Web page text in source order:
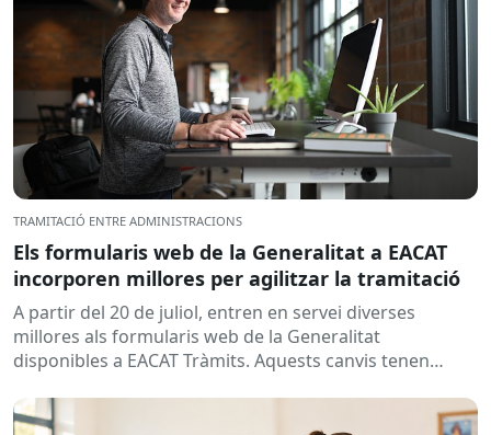
TRAMITACIÓ ENTRE ADMINISTRACIONS
Els formularis web de la Generalitat a EACAT
incorporen millores per agilitzar la tramitació
A partir del 20 de juliol, entren en servei diverses
millores als formularis web de la Generalitat
disponibles a EACAT Tràmits. Aquests canvis tenen